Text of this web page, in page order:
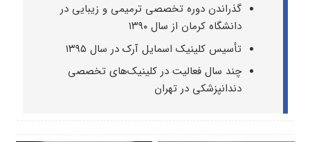
گذراندن دوره تخصصی ترمیمی و زیبایی در
دانشگاه کرمان از سال ۱۳۹۰
تأسیس کلینیک اسمایل آرک در سال ۱۳۹۵
چند سال فعالیت در کلینیک‌های تخصصی
دندانپزشکی در تهران